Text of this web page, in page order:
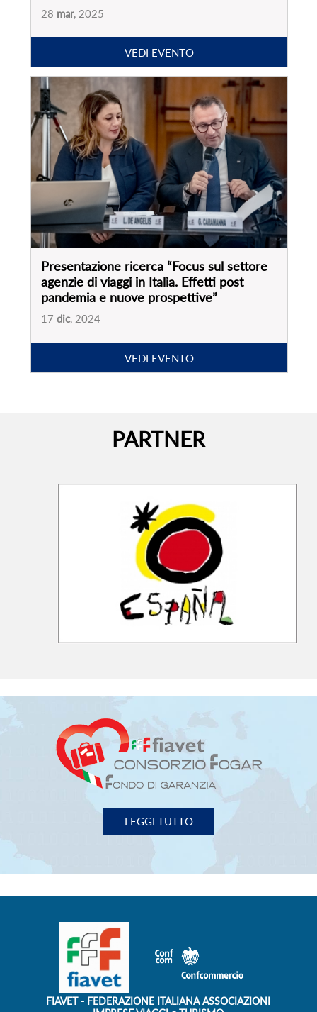
Presentazione ricerca “Focus sul settore
agenzie di viaggi in Italia. Effetti post
pandemia e nuove prospettive”
17dic , 2024
VEDI EVENTO
PARTNER
LEGGI TUTTO
IMPRESE VIAGGI e TURISMO
00153 Roma - Piazza G. G. Belli, 2
Privacy Policy
Cookie Policy